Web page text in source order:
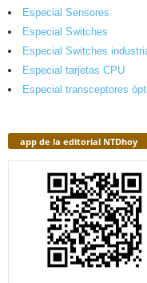
Especial Sensores
Especial Switches
Especial Switches
Especial tarjetas CPU
Especial transceptores
app de la editorial NTDhoy